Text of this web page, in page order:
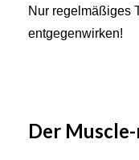
Nur regelmäßiges
entgegenwirken!
Der